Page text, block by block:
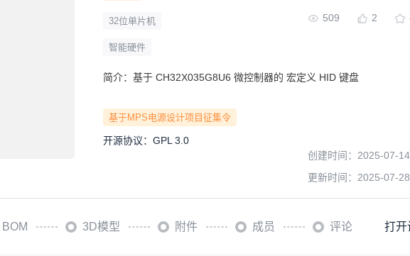
32位单片机
智能硬件
509 2
简介： 基于 CH32X035G8U6 微控制器的 宏定义 HID 键盘
基于MPS电源设计项目征集令
开源协议： GPL 3.0
创建时间： 2025-07-
更新时间： 2025-07-
BOM 3D模型 附件 成员 评论 打开